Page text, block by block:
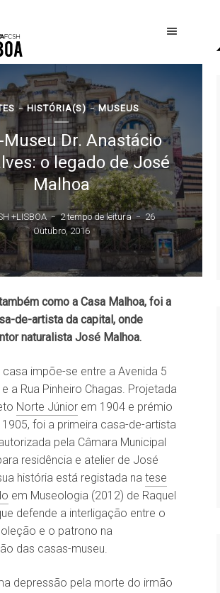
HISTÓRIA(S) MUSEUS
Museu Dr. Anastácio
o legado de José
Malhoa
+LISBOA 2 tempo de leitura
26
Outubro, 2016
como a Casa Malhoa, foi a
de-artista da capital, onde
naturalista José Malhoa.
casa impõe-se entre a Avenida 5
a Rua Pinheiro Chagas. Projetada
Norte Júnior em 1904 e prémio
foi a primeira casa-de-artista
pela Câmara Municipal
residência e atelier de José
história está registada na tese
em Museologia (2012) de Raquel
defende a interligação entre o
e o patrono na
das casas-museu.
depressão pela morte do irmão